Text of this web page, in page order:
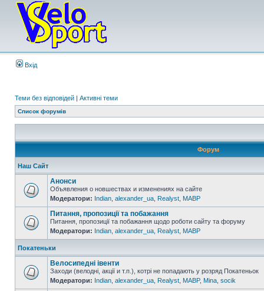
Вхід
Теми без відповідей | Активні теми
Список форумів
Форум
Наш Сайт
Анонси
Объявления о новшествах и изменениях на сайте
Модератори: Indian alexander_ua Realyst MABP
Питання, пропозиції та побажання
Питання, пропозиції та побажання щодо роботи сайту та форуму
Модератори: Indian alexander_ua Realyst MABP
Покатеньки
Велосипедні івенти
Заходи (велодні, акції и т.п.), котрі не попадають у розряд Покатеньок
Модератори: Indian alexander_ua Realyst MABP, Mina socik